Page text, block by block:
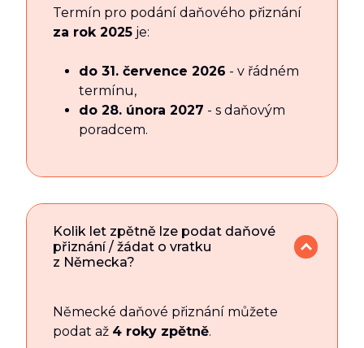
Termín pro podání daňového přiznání
za rok 2025 je:
do 31. července 2026 - v řádném
termínu,
do 28. února 2027 - s daňovým
poradcem.
Kolik let zpětně lze podat daňové
přiznání / žádat o vratku
z Německa?
Německé daňové přiznání můžete
podat až 4 roky zpětně.